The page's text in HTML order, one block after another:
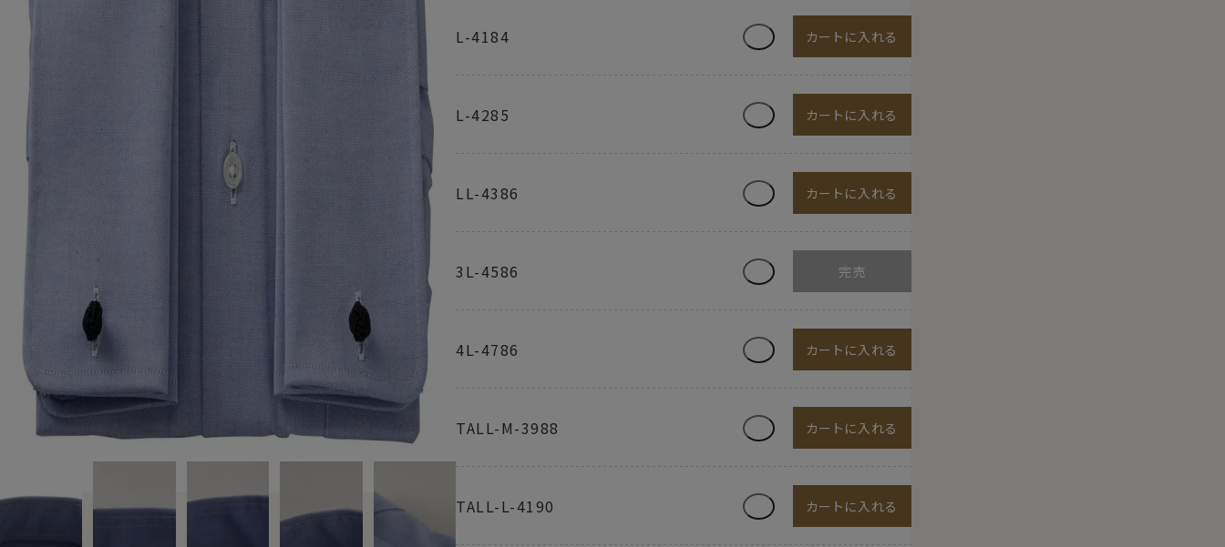
L-4184 カートに入れる
L-4285 カートに入れる
LL-4386 カートに入れる
3L-4586
4L-4786 カートに入れる
TALL-M-3988 カートに入れる
TALL-L-4190 カートに入れる